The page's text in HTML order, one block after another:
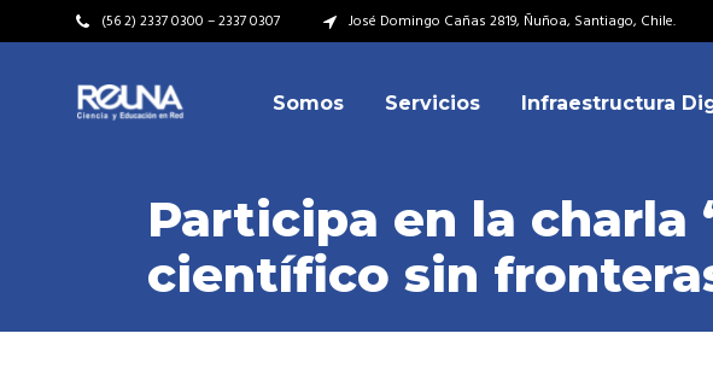
(56 2) 2337 0300 – 2337 0307 José Domingo Cañas 2819, Ñuñoa, Santiago, Chile.
Somos
Video Institucional
Plan Estratégico
Miembros
Acuerdos de
Servicios Infraestructura
Video Institucional
Misión – Visión
Valores
Miembros
Directorio
Equipo
Participa en la charla
científico sin